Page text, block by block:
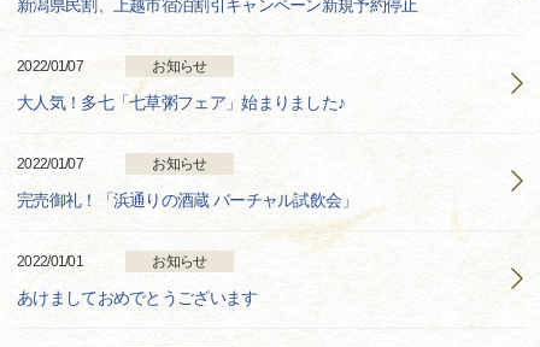
新潟県民割、上越市宿泊割引キャンペーン新規予約停止
2022/01/07 お知らせ
大人気！多七「七草粥フェア」始まりました♪
2022/01/07 お知らせ
完売御礼！「浜通りの酒蔵 バーチャル試飲会」
2022/01/01 お知らせ
あけましておめでとうございます